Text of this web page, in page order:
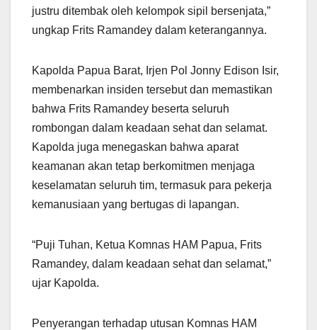
justru ditembak oleh kelompok sipil bersenjata,”
ungkap Frits Ramandey dalam keterangannya.
Kapolda Papua Barat, Irjen Pol Jonny Edison Isir,
membenarkan insiden tersebut dan memastikan
bahwa Frits Ramandey beserta seluruh
rombongan dalam keadaan sehat dan selamat.
Kapolda juga menegaskan bahwa aparat
keamanan akan tetap berkomitmen menjaga
keselamatan seluruh tim, termasuk para pekerja
kemanusiaan yang bertugas di lapangan.
“Puji Tuhan, Ketua Komnas HAM Papua, Frits
Ramandey, dalam keadaan sehat dan selamat,”
ujar Kapolda.
Penyerangan terhadap utusan Komnas HAM